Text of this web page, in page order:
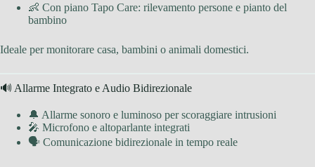
👶 Con piano Tapo Care: rilevamento persone e pianto del
bambino
Ideale per monitorare casa, bambini o animali domestici.
🔊 Allarme Integrato e Audio Bidirezionale
🔔 Allarme sonoro e luminoso per scoraggiare intrusioni
🎤 Microfono e altoparlante integrati
🗣 Comunicazione bidirezionale in tempo reale